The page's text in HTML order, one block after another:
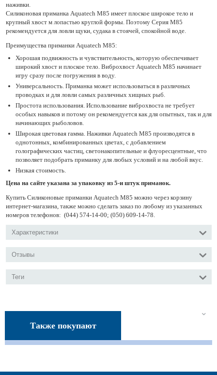
наживки.
Силиконовая приманка Aquatech М85 имеет плоское широкое тело и
крупный хвост м лопастью круглой формы. Поэтому Серия М85
рекомендуется для ловли щуки, судака в стоячей, спокойной воде.
Преимущества приманки Aquatech М85:
Хорошая подвижность и чувствительность, которую обеспечивает
широкий хвост и плоское тело. Виброхвост Aquatech М85 начинает
игру сразу после погружения в воду.
Универсальность. Приманка может использоваться в различных
проводках и для ловли самых различных хищных рыб.
Простота использования. Использование виброхвоста не требует
особых навыков и потому он рекомендуется как для опытных, так и для
начинающих рыболовов.
Широкая цветовая гамма. Наживки Aquatech М85 производятся в
однотонных, комбинированных цветах, с добавлением
голографических частиц, светонакопительные и флуоресцентные, что
позволяет подобрать приманку для любых условий и на любой вкус.
Низкая стоимость.
Цена на сайте указана за упаковку из 5-и штук приманок.
Купить Силиконовые приманки Aquatech М85 можно через корзину
интернет-магазина, также можно сделать заказ по любому из указанных
номеров телефонов: (044) 574-14-00; (050) 609-14-78.
Характеристики
Отзывы
Теги
Также покупают